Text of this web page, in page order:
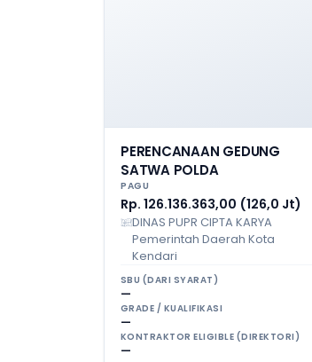
PERENCANAAN GEDUNG
SATWA POLDA
PAGU
Rp. 126.136.363,00 (126,0 Jt)
DINAS PUPR CIPTA KARYA
Pemerintah Daerah Kota
Kendari
SBU (DARI SYARAT)
—
GRADE / KUALIFIKASI
—
KONTRAKTOR ELIGIBLE (DIREKTORI)
—